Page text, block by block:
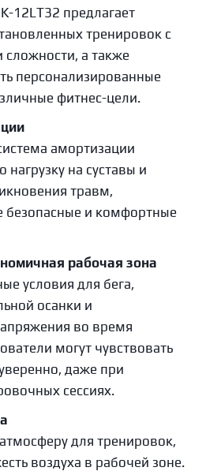
12LT32 предлагает
тренировок с
а также
персонализированные
фитнес-цели.
амортизации
на суставы и
травм,
безопасные и комфортные
рабочая зона
условия для бега,
осанки и
во время
могут чувствовать
даже при
сессиях.
для тренировок,
воздуха в рабочей зоне.